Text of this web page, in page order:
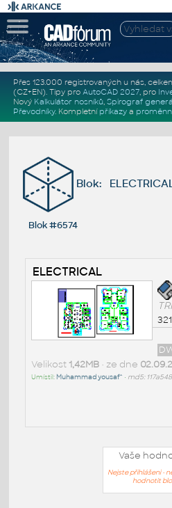
Přes 123.000 registrovaných u nás,
(CZ+EN). Tipy pro AutoCAD 2027, pro
Nový Kalkulátor nosníků, Spirograf
Převodníky. Kompletní příkazya
Blok: ELECTRICAL
Blok #6574
ELECTRICAL
321
Velikost 1,42MB• ze dne
Umístil: Muhammad yousaf^ • md5:
Vaše
Nejste přihlášeni -
hodnotit